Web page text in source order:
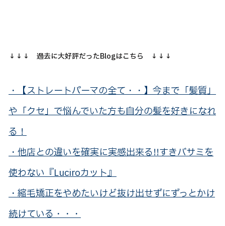
↓↓↓ 過去に大好評だったBlogはこちら ↓↓↓
・【ストレートパーマの全て・・】今まで「髪質」
や「クセ」で悩んでいた方も自分の髪を好きになれ
る！
・他店との違いを確実に実感出来る!!すきバサミを
使わない『Luciroカット』
・縮毛矯正をやめたいけど抜け出せずにずっとかけ
続けている・・・